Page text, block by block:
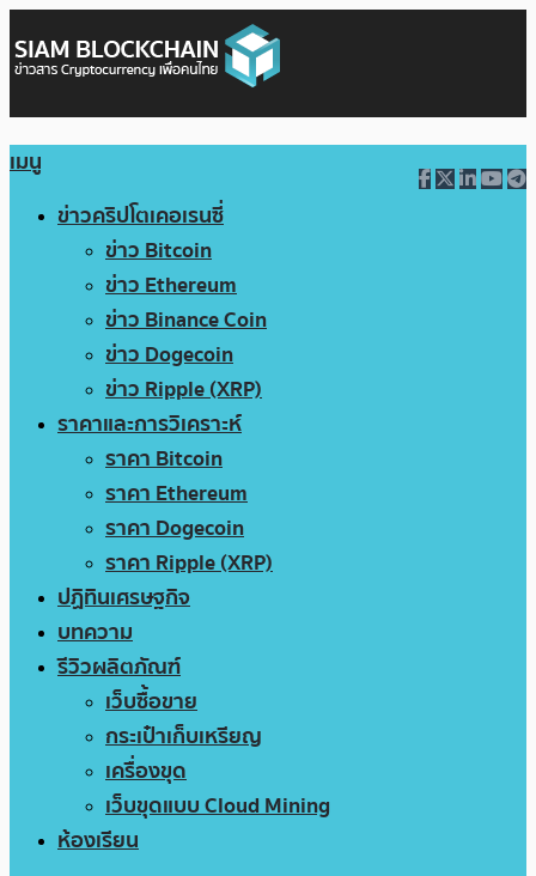
เมนู
ข่าวคริปโตเคอเรนซี่
ข่าว Bitcoin
ข่าว Ethereum
ข่าว Binance Coin
ข่าว Dogecoin
ข่าว Ripple (XRP)
ราคาและการวิเคราะห์
ราคา Bitcoin
ราคา Ethereum
ราคา Dogecoin
ราคา Ripple (XRP)
ปฏิทินเศรษฐกิจ
บทความ
รีวิวผลิตภัณฑ์
เว็บซื้อขาย
กระเป๋าเก็บเหรียญ
เครื่องขุด
เว็บขุดแบบ Cloud Mining
ห้องเรียน